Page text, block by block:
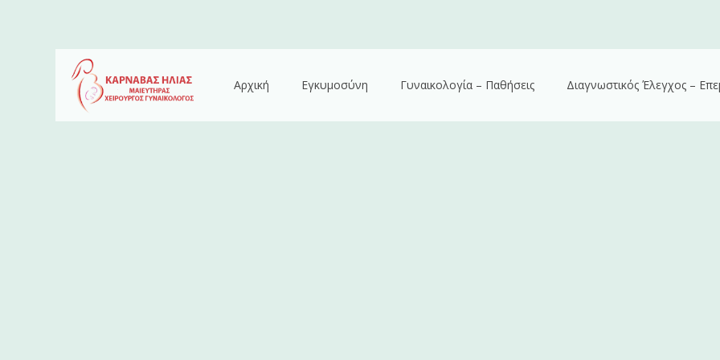
Αρχική Εγκυμοσύνη Γυναικολογία – Παθήσεις Διαγνωστικός Έλεγχος –